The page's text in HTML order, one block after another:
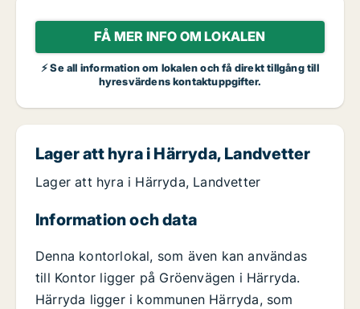
FÅ MER INFO OM LOKALEN
⚡ Se all information om lokalen och få direkt tillgång till
hyresvärdens kontaktuppgifter.
Lager att hyra i Härryda, Landvetter
Lager att hyra i Härryda, Landvetter
Information och data
Denna kontorlokal, som även kan användas
till Kontor ligger på Gröenvägen i Härryda.
Härryda ligger i kommunen Härryda, som